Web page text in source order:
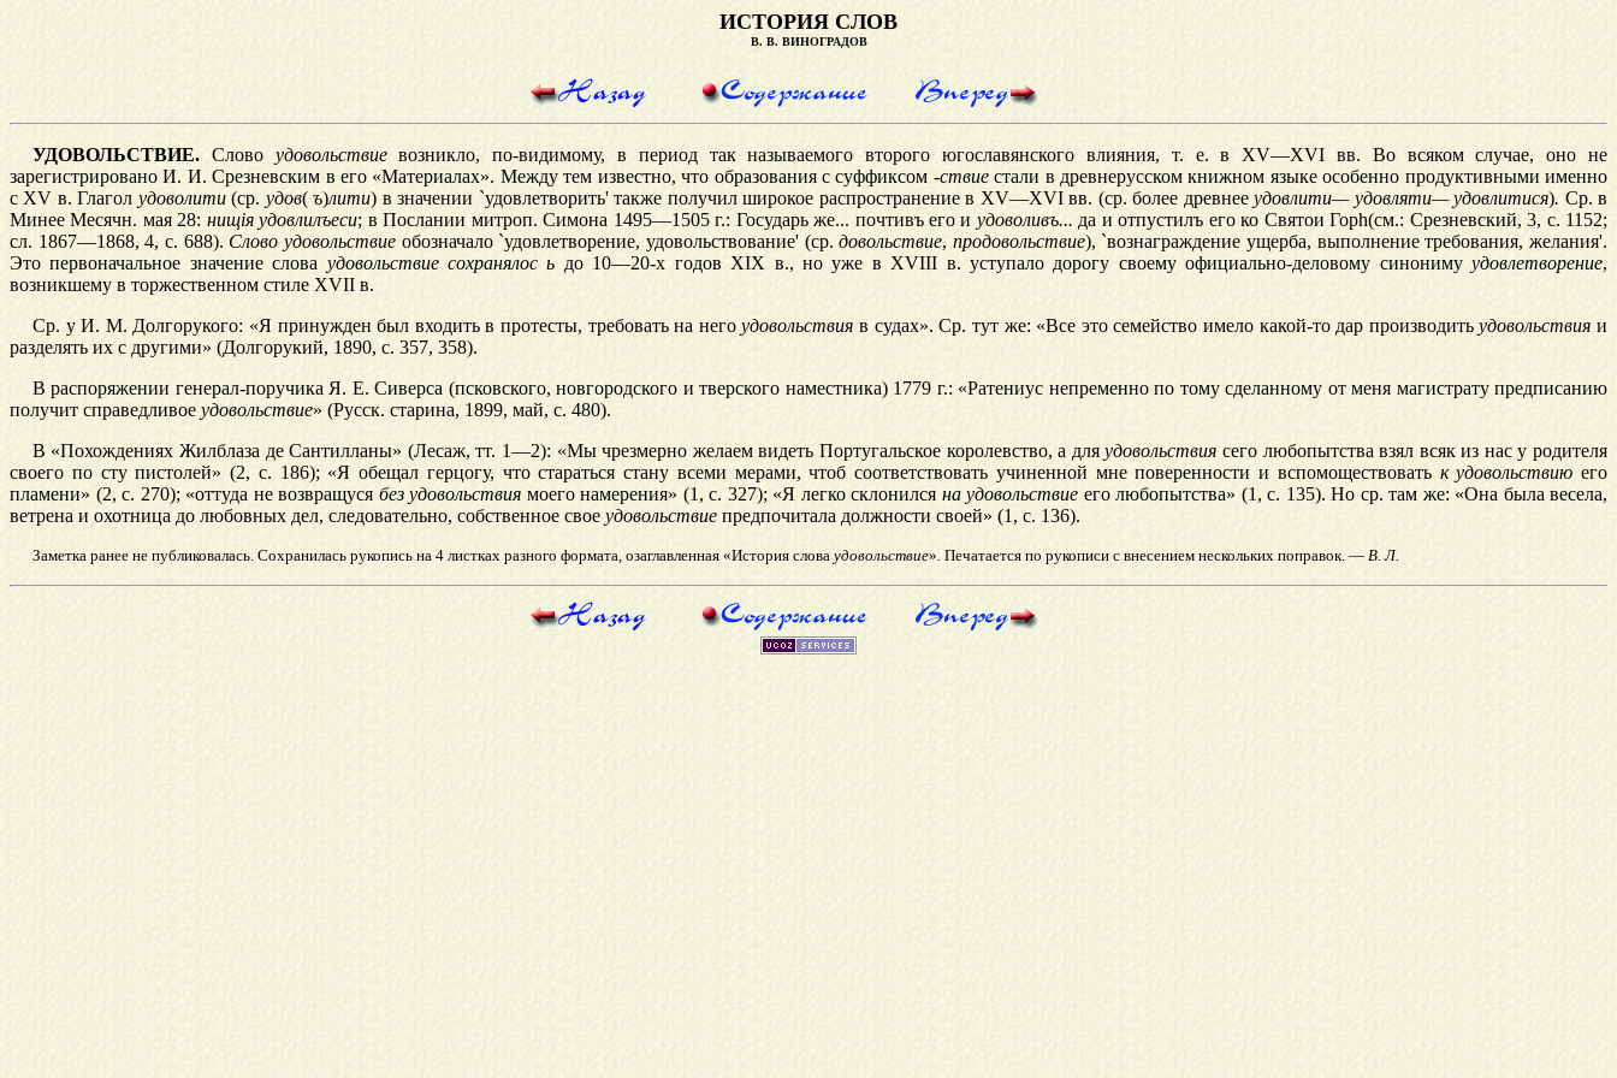
ИСТОРИЯ СЛОВ
В. В. ВИНОГРАДОВ
УДОВОЛЬСТВИЕ.Слово удовольствиевозникло, по-видимому, в период так называемого второгоюгославянского влияния, т. е. в XV—XVI вв. Во всяком случае, оно не
зарегистрировано И. И. Срезневским в его «Материалах». Между тем известно, что образования с суффиксом -ствиестали в древнерусском книжном языке особенно продуктивными именно
с XV в. Глагол удоволити(ср. удов(ъ)лити) в значении `удовлетворить'также получил широкое распространение в XV—XVI вв. (ср. более древнееудовлити— удовляти— удовлитися). Ср. в
МинееМесячн. мая 28: нищiя удовлилъеси; в Послании митроп. Симона 1495—1505 г.: Государь же... почтивъего и удоволивъ... да иотпустилъ его ко СвятоиГорh(см.: Срезневский, 3, с. 1152;
сл. 1867—1868, 4, с. 688).Слово удовольствиеобозначало `удовлетворение, удовольствование'(ср.довольствие, продовольствие), `вознаграждение ущерба, выполнение требования, желания'.
Это первоначальное значение слова удовольствие сохранялос ь до 10—20-х годов XIX в., но уже в XVIII в. уступало дорогу своему официально-деловому синонимуудовлетворение,
возникшему в торжественном стиле XVII в.
Ср. у И. М. Долгорукого: «Я принужден был входить в протесты, требовать на негоудовольствия в судах». Ср. тут же: «Все это семейство имело какой-то дар производитьудовольствия и
разделять их с другими» (Долгорукий, 1890, с. 357, 358).
В распоряжении генерал-поручика Я. Е. Сиверса (псковского, новгородского и тверского наместника) 1779 г.: «Ратениус непременно по тому сделанному от меня магистрату предписанию
получит справедливое удовольствие» (Русск. старина, 1899, май, с. 480).
В «ПохожденияхЖилблаза де Сантилланы» (Лесаж, тт. 1—2): «Мы чрезмерно желаем видеть Португальское королевство, а дляудовольствия сего любопытства взял всякиз нас у родителя
своего по ступистолей» (2, с. 186); «Я обещал герцогу, что стараться стану всеми мерами, чтоб соответствовать учиненной мнеповеренности и вспомоществовать к удовольствию его
пламени» (2, с. 270); «оттуда не возвращуся без удовольствия моего намерения» (1, с. 327); «Я легко склонился на удовольствие его любопытства» (1, с. 135). Но ср. там же: «Она была весела,
ветрена и охотница до любовных дел, следовательно, собственное свое удовольствие предпочитала должности своей» (1, с. 136).
Заметка ранее не публиковалась. Сохранилась рукопись на 4 листках разного формата, озаглавленная «История слова удовольствие». Печатается по рукописи с внесением нескольких поправок. — В. Л.